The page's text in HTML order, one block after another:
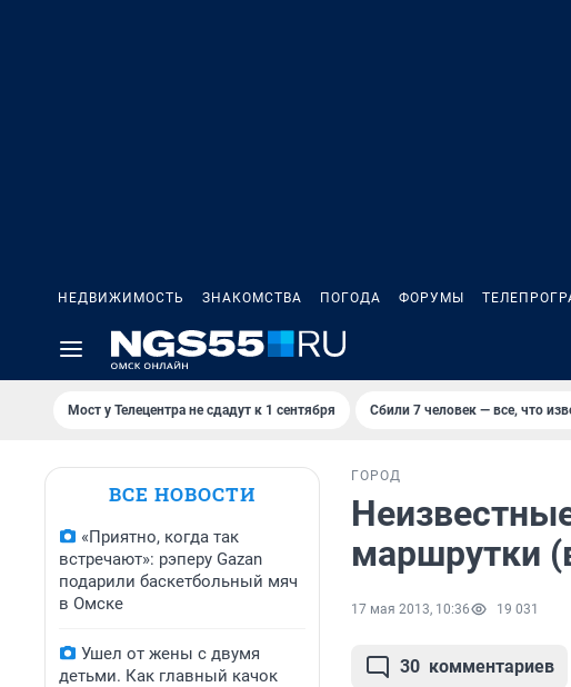
НЕДВИЖИМОСТЬ ЗНАКОМСТВА ПОГОДА ФОРУМЫ
Мост у Телецентра не сдадут к 1 сентября Сбили 7 человек — все, что
ВСЕ НОВОСТИ
«Приятно, когда так
встречают»: рэперу Gazan
подарили баскетбольный мяч
в Омске
Ушел от жены с двумя
детьми. Как главный качок
ГОРОД
маршрутки
17 мая 2013, 10:36 19 031
30 комментариев